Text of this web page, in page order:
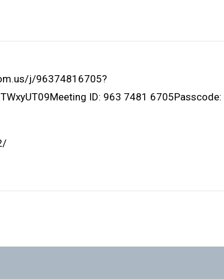
j/96374816705?
ID: 963 7481 6705Passcode: